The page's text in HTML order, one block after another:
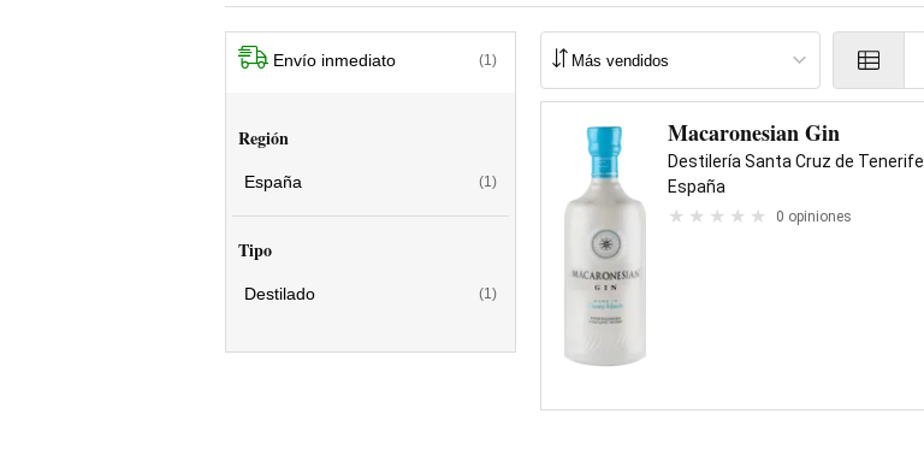
Envío inmediato (1)
Región
España (1)
Tipo
Destilado (1)
Macaronesian Gin
Destilería Santa Cruz de Tenerife
España
0 opiniones